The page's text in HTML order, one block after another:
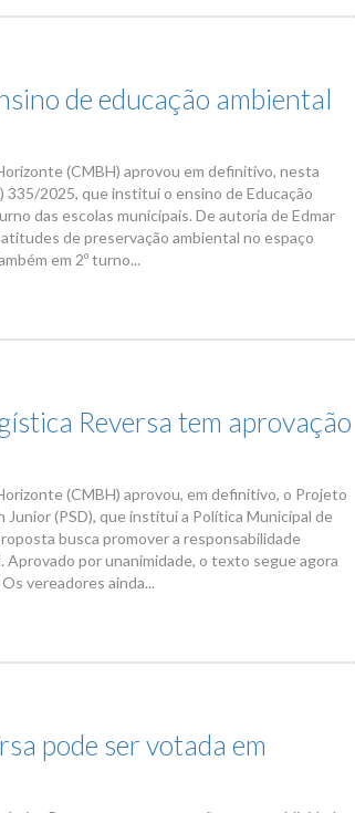
de educação ambiental
(CMBH) aprovou em definitivo, nesta
335/2025, que institui o ensino de Educação
das escolas municipais. De autoria de Edmar
de preservação ambiental no espaço
em 2º turno...
Reversa tem aprovação
(CMBH) aprovou, em definitivo, o Projeto
(PSD), que institui a Política Municipal de
busca promover a responsabilidade
Aprovado por unanimidade, o texto segue agora
vereadores ainda...
pode ser votada em